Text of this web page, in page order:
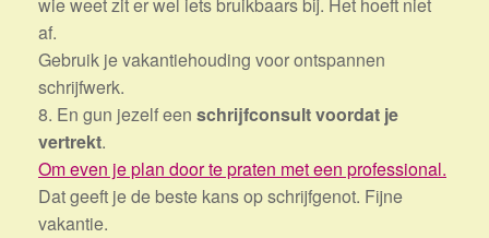
af.
Gebruik je vakantiehouding voor ontspannen
schrijfwerk.
8. En gun jezelf een schrijfconsult voordat je
vertrekt.
Om even je plan door te praten met een professional.
Dat geeft je de beste kans op schrijfgenot. Fijne
vakantie.